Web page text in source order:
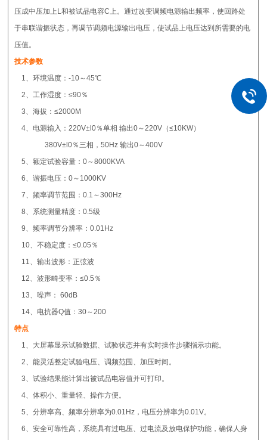
压成中压加上L和被试品电容C上。通过改变调频电源输出频率，使回路处
于串联谐振状态，再调节调频电源输出电压，使试品上电压达到所需要的电
压值。
技术参数
1、环境温度：-10～45℃
2、工作湿度：≤90％
3、海拔：≤2000M
4、电源输入：220V±l0％单相 输出0～220V（≤10KW）
380V±l0％三相，50Hz 输出0～400V
5、额定试验容量：0～8000KVA
6、谐振电压：0～1000KV
7、频率调节范围：0.1～300Hz
8、系统测量精度：0.5级
9、频率调节分辨率：0.01Hz
10、不稳定度：≤0.05％
11、输出波形：正弦波
12、波形畸变率：≤0.5％
13、噪声： 60dB
14、电抗器Q值：30～200
特点
1、大屏幕显示试验数据、试验状态并有实时操作步骤指示功能。
2、能灵活整定试验电压、调频范围、加压时间。
3、试验结果能计算出被试品电容值并可打印。
4、体积小、重量轻、操作方便。
5、分辨率高、频率分辨率为0.01Hz，电压分辨率为0.01V。
6、安全可靠性高，系统具有过电压、过电流及放电保护功能，确保人身